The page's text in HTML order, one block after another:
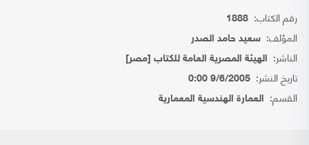
رقم الكتاب: 1888
المؤلف: سعيد حامد الصدر
الناشر: الهيئة المصرية العامة للكتاب [مصر]
تاريخ النشر: 9/6/2005 0:00
القسم: العمارة الهندسية المعمارية